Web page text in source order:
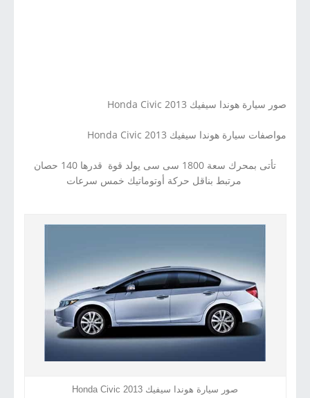
صور سيارة هوندا سيفيك 2013 Honda Civic
مواصفات سيارة هوندا سيفيك 2013 Honda Civic
تأتى بمحرك سعة 1800 سى سى يولد قوة قدرها 140 حصان
مرتبط بناقل حركة أوتوماتيك خمس سرعات
صور سيارة هوندا سيفيك 2013 Honda Civic